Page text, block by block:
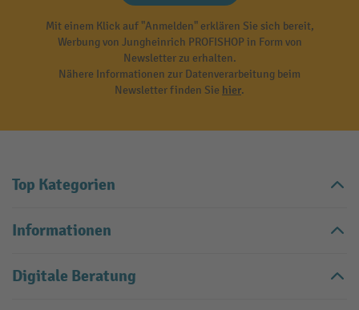
Mit einem Klick auf "Anmelden" erklären Sie sich bereit,
Werbung von Jungheinrich PROFISHOP in Form von
Newsletter zu erhalten.
Nähere Informationen zur Datenverarbeitung beim
Newsletter finden Sie hier.
Top Kategorien
Informationen
Digitale Beratung